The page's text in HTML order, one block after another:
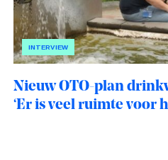
INTERVIEW
Nieuw OTO-plan
‘Er is veel ruimte voor